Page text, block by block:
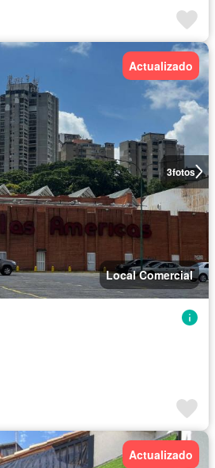
3fotos
Actualizado
Local Comercial
Actualizado